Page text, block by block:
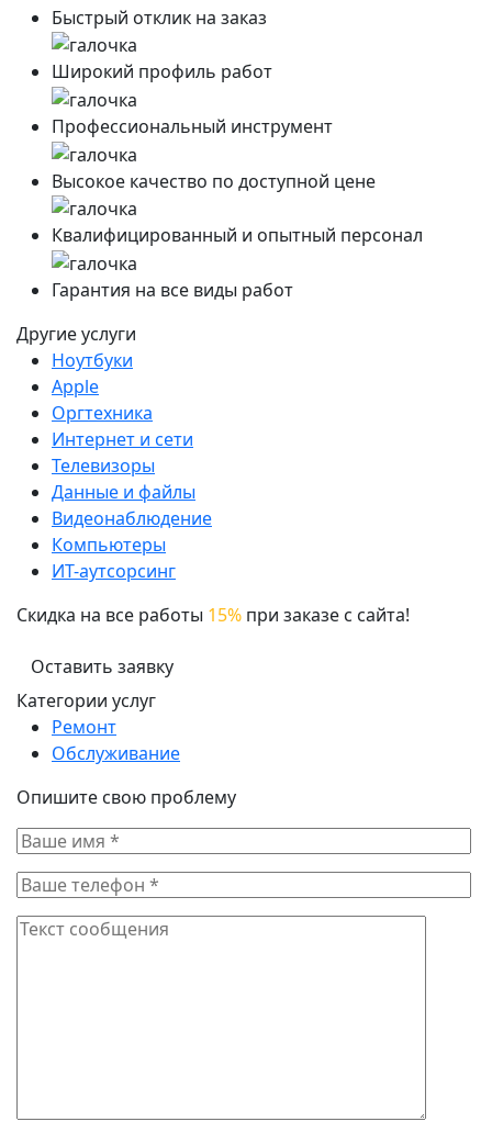
Быстрый отклик на заказ
Широкий профиль работ
Профессиональный инструмент
Высокое качество по доступной цене
Квалифицированный и опытный персонал
Гарантия на все виды работ
Другие услуги
Ноутбуки
Apple
Оргтехника
Интернет и сети
Телевизоры
Данные и файлы
Видеонаблюдение
Компьютеры
ИТ-аутсорсинг
Скидка на все работы 15% при заказе с сайта!
Оставить заявку
Категории услуг
Ремонт
Обслуживание
Опишите свою проблему